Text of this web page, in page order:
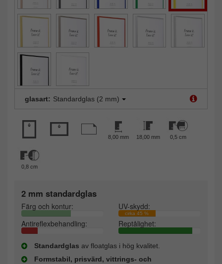
glasart: Standardglas (2 mm)
8,00 mm 18,00 mm 0,5 cm
0,8 cm
2 mm standardglas
Färg och kontur: UV-skydd:
cirka 45 %
Antireflexbehandling: Reptålighet:
Standardglas av floatglas i hög kvalitet.
Formstabil, prisvärd, vittrings- och